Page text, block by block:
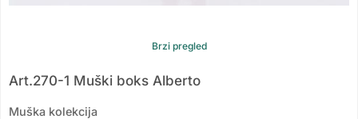
Brzi pregled
Art.270-1 Muški boks Alberto
Muška kolekcija